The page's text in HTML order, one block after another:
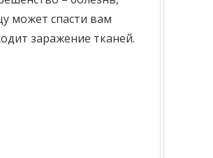
может спасти вам
заражение тканей.